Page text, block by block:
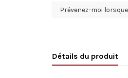
Détails du produit